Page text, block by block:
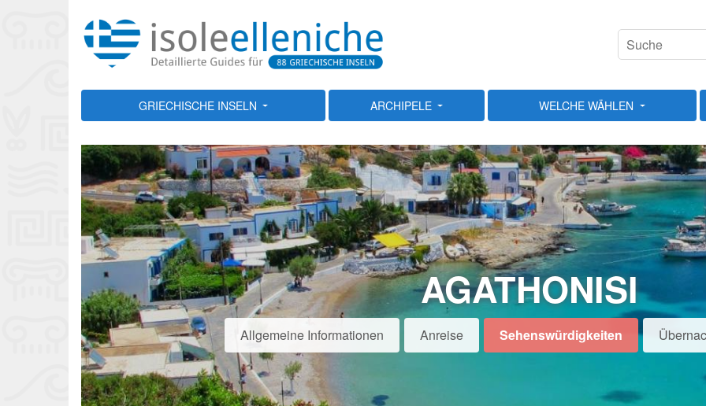
GRIECHISCHE INSELN ARCHIPELE WELCHE WÄHLEN
AGATHONISI
Allgemeine Informationen Anreise Sehenswürdigkeiten